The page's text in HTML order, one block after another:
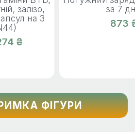
залізо,
на 3
₴
за 7
873
ФІГУРИ